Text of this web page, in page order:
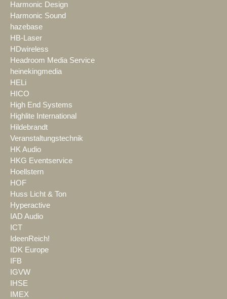
Harmonic Design
Harmonic Sound
hazebase
HB-Laser
HDwireless
Headroom Media Service
heinekingmedia
HELi
HICO
High End Systems
Highlite International
Hildebrandt
Veranstaltungstechnik
HK Audio
HKG Eventservice
Hoellstern
HOF
Huss Licht & Ton
Hyperactive
IAD Audio
ICT
IdeenReich!
IDK Europe
IFB
IGVW
IHSE
IMEX